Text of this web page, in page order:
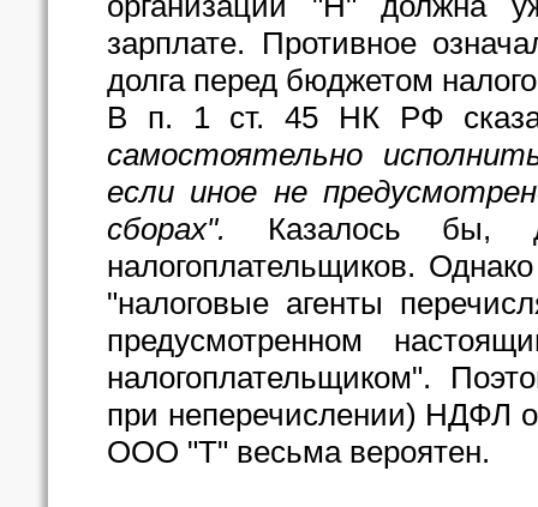
зарплате. Противное
долга перед бюджетом
В п. 1 ст. 45 НК РФ
самостоятельно
если иное не
сборах". Казалось бы,
налогоплательщиков.
"налоговые агенты
предусмотренном
налогоплательщиком".
при неперечислении) НДФЛ
ООО "Т" весьма вероятен.